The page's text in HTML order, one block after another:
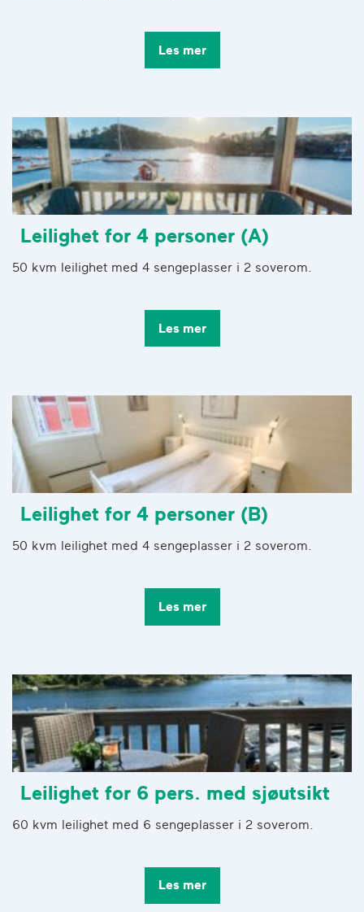
Les mer
Leilighet for 4 personer (A)
50 kvm leilighet med 4 sengeplasser i 2 soverom.
Les mer
Leilighet for 4 personer (B)
50 kvm leilighet med 4 sengeplasser i 2 soverom.
Les mer
Leilighet for 6 pers. med sjøutsikt
60 kvm leilighet med 6 sengeplasser i 2 soverom.
Les mer